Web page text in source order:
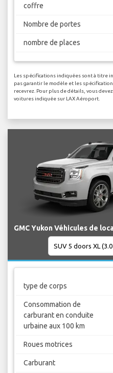
coffre
Nombre de portes
nombre de places
Les spécifications indiquées sont à titre
pas garantir le modèle et les
recevrez. Pour plus de détails, vous
voitures indiquée sur LAX Aéroport.
GMC Yukon Véhicules de
type de corps
Consommation de
carburant en conduite
urbaine aux 100 km
Roues motrices
Carburant